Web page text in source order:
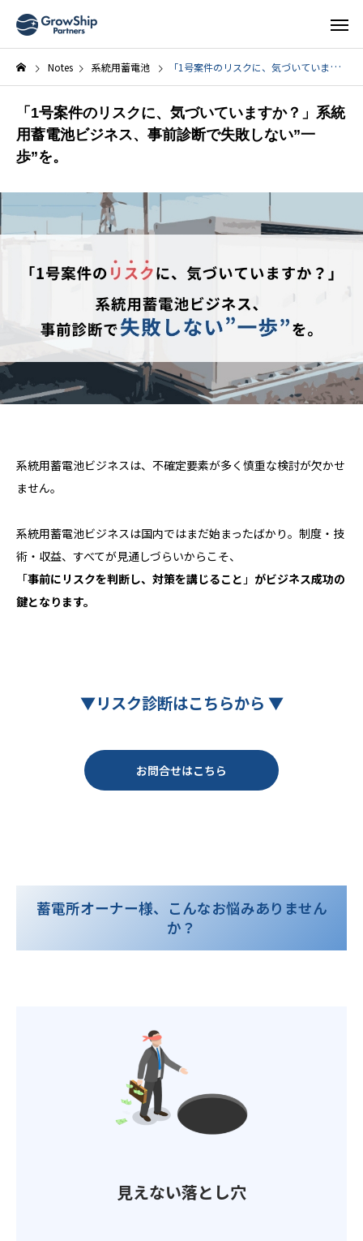
Notes 系統用蓄電池 「1号案件のリスクに、気づいていますか？」系統用蓄電池ビジネス、事前診断で失敗しない”一歩”を。
「1号案件のリスクに、気づいていますか？」系統
用蓄電池ビジネス、事前診断で失敗しない”一
歩”を。
系統用蓄電池ビジネスは、不確定要素が多く慎重な検討が欠かせ
ません。
系統用蓄電池ビジネスは国内ではまだ始まったばかり。制度・技
術・収益、すべてが見通しづらいからこそ、
「事前にリスクを判断し、対策を講じること 」 がビジネス成功の
鍵となります。
▼リスク診断はこちらから ▼
お問合せはこちら
蓄電所オーナー様、こんなお悩みありません
か？
見えない落とし穴